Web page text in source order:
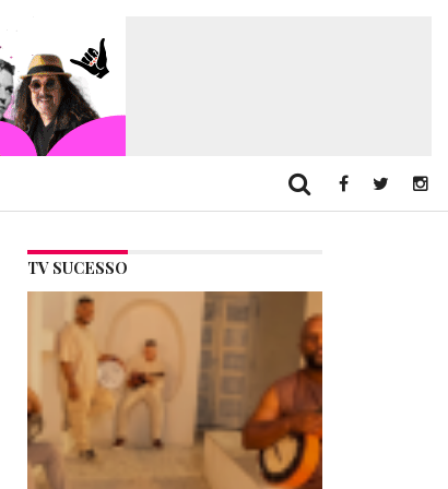
TV SUCESSO